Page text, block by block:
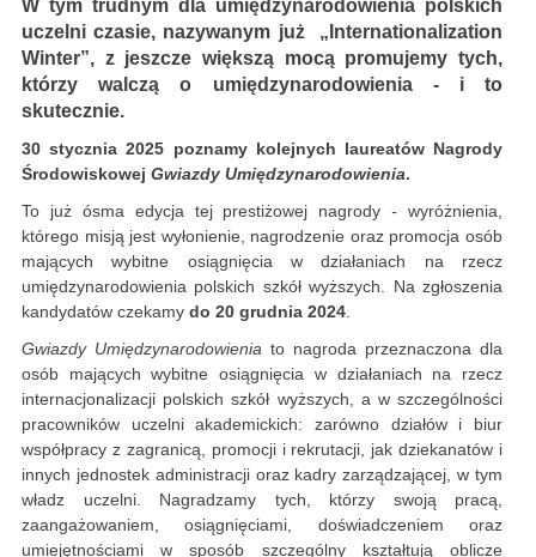
W tym trudnym dla umiędzynarodowienia polskich
uczelni czasie, nazywanym już „Internationalization
Winter”, z jeszcze większą mocą promujemy tych,
którzy walczą o umiędzynarodowienia - i to
skutecznie.
30 stycznia 2025 poznamy kolejnych laureatów Nagrody
Środowiskowej Gwiazdy Umiędzynarodowienia.
To już ósma edycja tej prestiżowej nagrody - wyróżnienia,
którego misją jest wyłonienie, nagrodzenie oraz promocja osób
mających wybitne osiągnięcia w działaniach na rzecz
umiędzynarodowienia polskich szkół wyższych. Na zgłoszenia
kandydatów czekamy do 20 grudnia 2024.
Gwiazdy Umiędzynarodowienia to nagroda przeznaczona dla
osób mających wybitne osiągnięcia w działaniach na rzecz
internacjonalizacji polskich szkół wyższych, a w szczególności
pracowników uczelni akademickich: zarówno działów i biur
współpracy z zagranicą, promocji i rekrutacji, jak dziekanatów i
innych jednostek administracji oraz kadry zarządzającej, w tym
władz uczelni. Nagradzamy tych, którzy swoją pracą,
zaangażowaniem, osiągnięciami, doświadczeniem oraz
umiejętnościami w sposób szczególny kształtują oblicze